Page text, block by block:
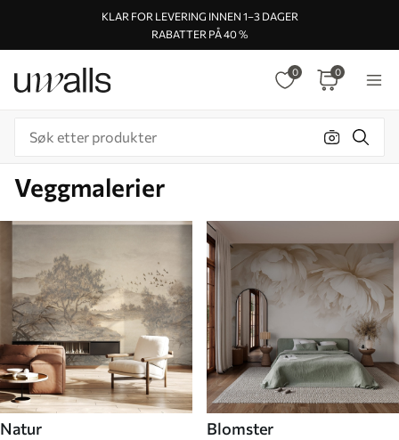
KLAR FOR LEVERING INNEN 1–3 DAGER
RABATTER PÅ 40 %
0 0
Veggmalerier
Natur Blomster